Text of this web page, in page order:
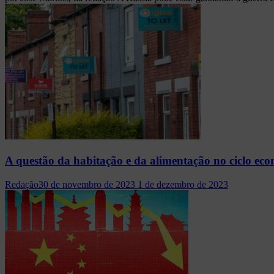
A questão da habitação e da alimentação no ciclo
Redação30 de novembro de 2023 1 de dezembro de 2023